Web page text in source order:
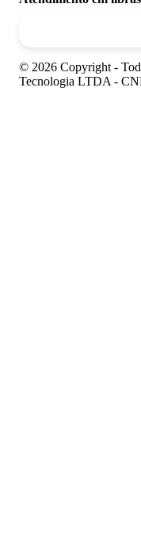
© 2026 Copyright -
Tecnologia LTDA -